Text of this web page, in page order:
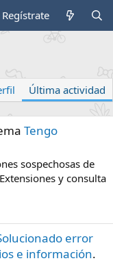
Regístrate
Última actividad
Tengo
sospechosas de
y consulta
error
e información.